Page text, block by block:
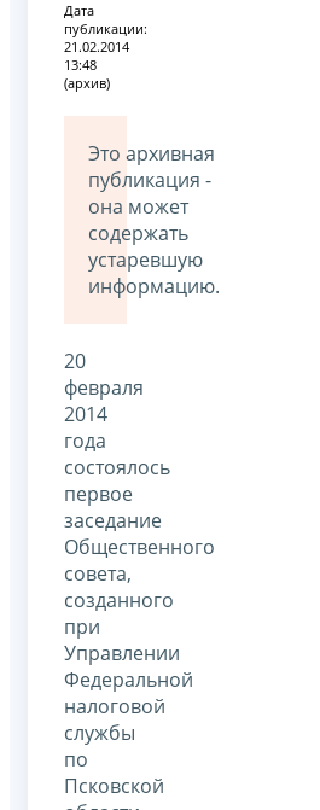
Дата
публикации:
21.02.2014
13:48
(архив)
Это архивная
публикация -
она может
содержать
устаревшую
информацию.
20
февраля
2014
года
состоялось
первое
заседание
Общественного
совета,
созданного
при
Управлении
Федеральной
налоговой
службы
по
Псковской